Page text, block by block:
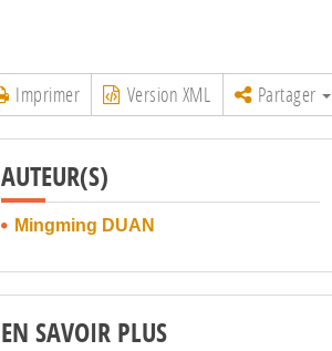
Imprimer Version XML Partager
AUTEUR(S)
Mingming DUAN
EN SAVOIR PLUS